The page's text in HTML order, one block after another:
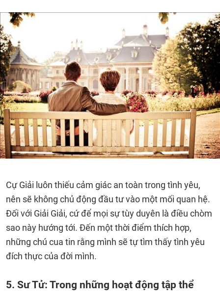
Cự Giải luôn thiếu cảm giác an toàn trong tình yêu,
nên sẽ không chủ động đầu tư vào một mối quan hệ.
Đối với Giải Giải, cứ để mọi sự tùy duyên là điều chòm
sao này hướng tới. Đến một thời điểm thích hợp,
những chú cua tin rằng mình sẽ tự tìm thấy tình yêu
đích thực của đời mình.
5. Sư Tử: Trong những hoạt động tập thể